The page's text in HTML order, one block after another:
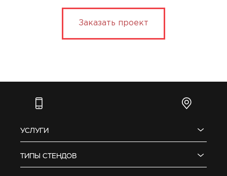
Заказать проект
УСЛУГИ
ТИПЫ СТЕНДОВ